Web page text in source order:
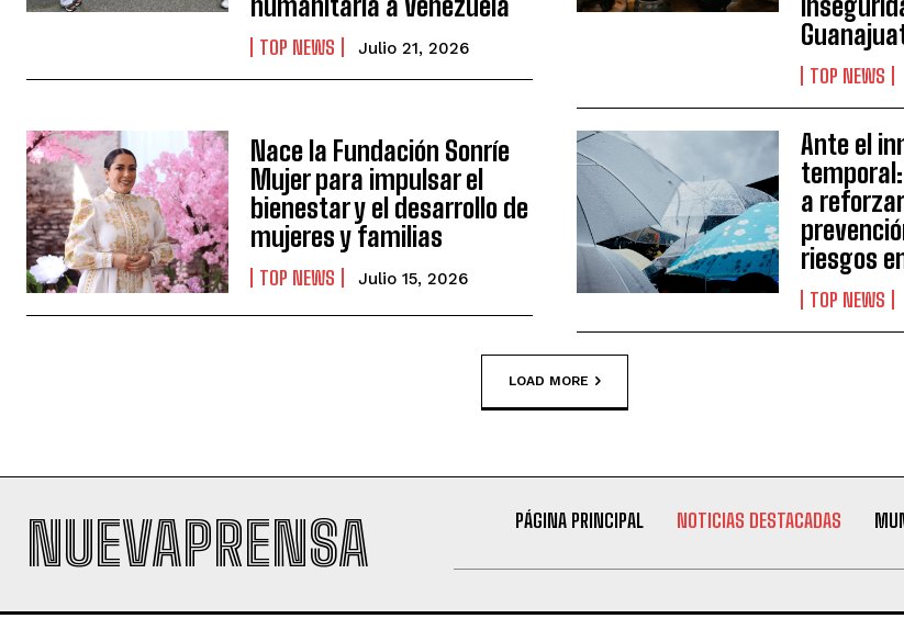
humanitaria a Venezuela
TOP NEWS Julio 21, 2026
TOP NEWS
Nace la Fundación Sonríe
Mujer para impulsar el
bienestar y el desarrollo de
mujeres y familias
TOP NEWS Julio 15, 2026
Ante el
a
riesgos
TOP NEWS
LOAD MORE
NUEVAPRENSA PÁGINA PRINCIPAL NOTICIAS DESTACADAS